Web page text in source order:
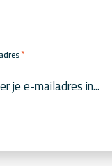
*